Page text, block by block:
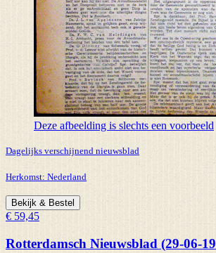
Deze afbeelding is slechts een voorbeeld
Dagelijks verschijnend nieuwsblad
Herkomst: Nederland
Bekijk & Bestel
€ 59,45
Rotterdamsch Nieuwsblad (29-06-